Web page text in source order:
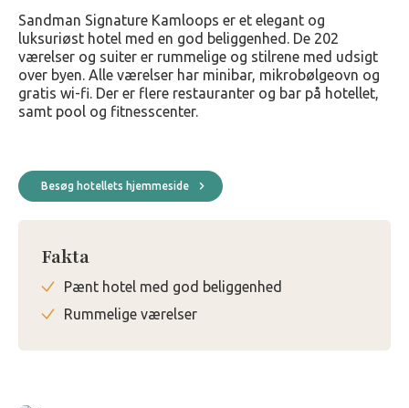
Sandman Signature Kamloops er et elegant og
luksuriøst hotel med en god beliggenhed. De 202
værelser og suiter er rummelige og stilrene med udsigt
over byen. Alle værelser har minibar, mikrobølgeovn og
gratis wi-fi. Der er flere restauranter og bar på hotellet,
samt pool og fitnesscenter.
Besøg hotellets hjemmeside
Fakta
Pænt hotel med god beliggenhed
Rummelige værelser